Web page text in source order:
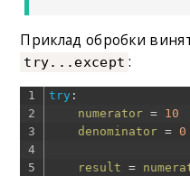
Приклад обробки
try...except :
1
2
3
4
5
try :
numerator = 10
denominator = 0
result =